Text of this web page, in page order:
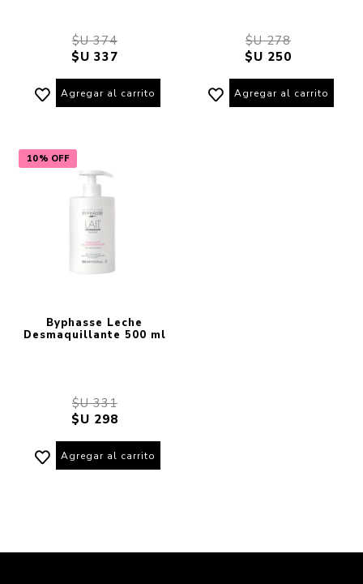
$U 374
$U 337
Agregar al carrito
$U 278
$U 250
Agregar al carrito
10% OFF
Byphasse Leche
Desmaquillante 500 ml
$U 331
$U 298
Agregar al carrito